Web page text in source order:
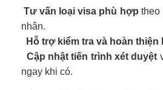
Tư vấn loại visa phù hợp theo
nhân.
Hỗ trợ kiểm tra và hoàn thiện
Cập nhật tiến trình xét duyệt
ngay khi có.